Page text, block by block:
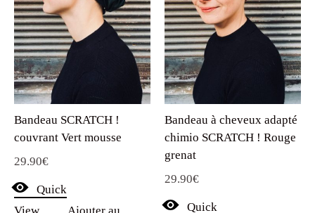
Bandeau SCRATCH !
29.90€
Quick
View
panier
Bandeau à cheveux adapté
grenat
29.90€
Quick
View